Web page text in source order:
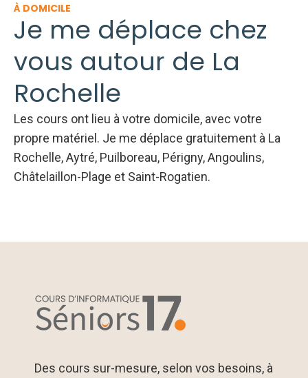
À DOMICILE
Je me déplace chez
vous autour de La
Rochelle
Les cours ont lieu à votre domicile, avec votre
propre matériel. Je me déplace gratuitement à La
Rochelle, Aytré, Puilboreau, Périgny, Angoulins,
Châtelaillon-Plage et Saint-Rogatien.
Des cours sur-mesure, selon vos besoins, à